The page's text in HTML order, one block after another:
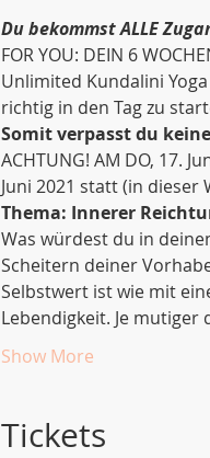
Du bekommst ALLE
FOR YOU: DEIN 6
Unlimited Kundalini
richtig in den Tag zu
Somit verpasst du
ACHTUNG! AM DO, 17.
Juni 2021 statt (in dieser
Thema: Innerer
Was würdest du in
Scheitern deiner
Selbstwert ist wie mit
Lebendigkeit. Je
Show More
Tickets